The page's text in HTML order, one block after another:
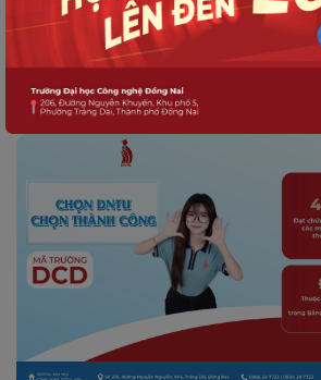
Trường Đại học Công
(DNTU) thông báo hướng
xét tuyển đại học chính